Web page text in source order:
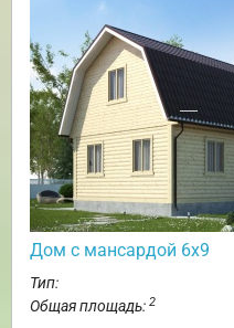
Дом с мансардой 6х9
Тип:
Общая площадь: 2